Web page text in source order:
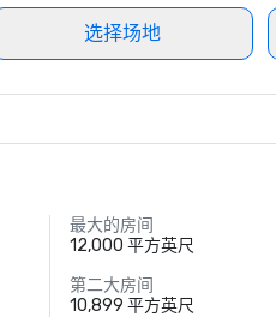
选择场地
最大的房间
12,000 平方英尺
第二大房间
10,899 平方英尺